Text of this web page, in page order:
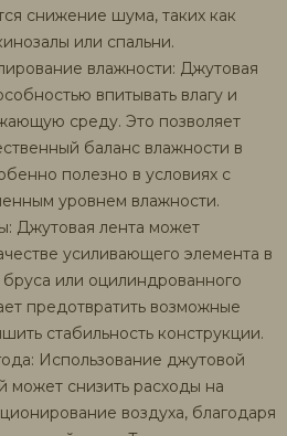
снижение шума, таких как
или спальни.
влажности: Джутовая
впитывать влагу и
среду. Это позволяет
баланс влажности в
полезно в условиях с
уровнем влажности.
Джутовая лента может
усиливающего элемента в
бруса или оцилиндрованного
предотвратить возможные
стабильность конструкции.
Использование джутовой
может снизить расходы на
воздуха, благодаря